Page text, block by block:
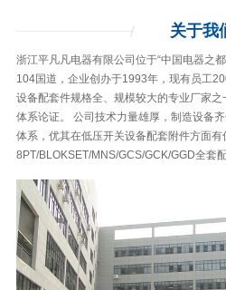
关于我
浙江平凡凡电器有限公司位于“中国电器之
104国道，企业创办于1993年，现有员工
设备配套件规格全、规模较大的专业厂家
体系论证。 公司技术力量雄厚，制造设备
体系，优其在低压开关设备配套附件方面
8PT/BLOKSET/MNS/GCS/GCK/GGD全套